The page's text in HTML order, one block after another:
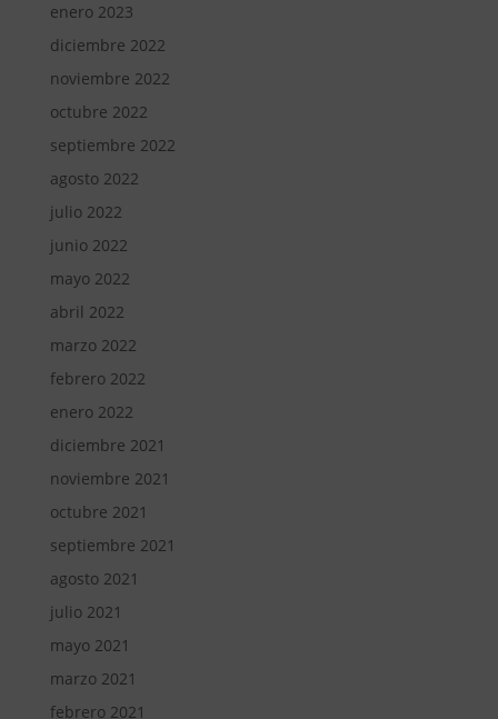
enero 2023
diciembre 2022
noviembre 2022
octubre 2022
septiembre 2022
agosto 2022
julio 2022
junio 2022
mayo 2022
abril 2022
marzo 2022
febrero 2022
enero 2022
diciembre 2021
noviembre 2021
octubre 2021
septiembre 2021
agosto 2021
julio 2021
mayo 2021
marzo 2021
febrero 2021